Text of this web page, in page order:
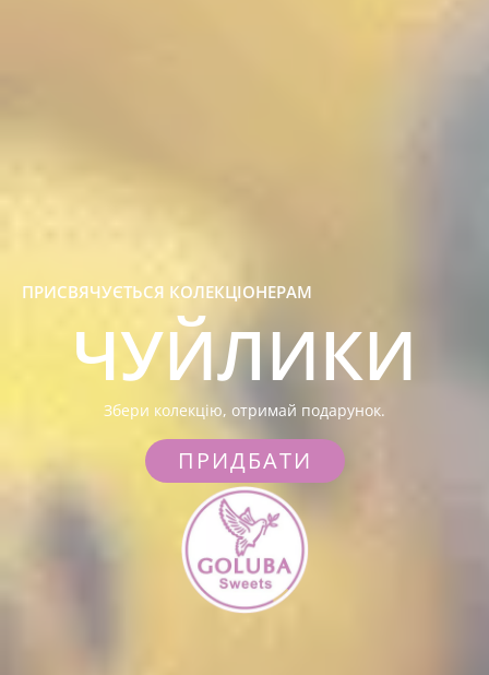
ПРИСВЯЧУЄТЬСЯ КОЛЕКЦІОНЕРАМ
ЧУЙЛИКИ
Збери колекцію, отримай подарунок.
ПРИДБАТИ